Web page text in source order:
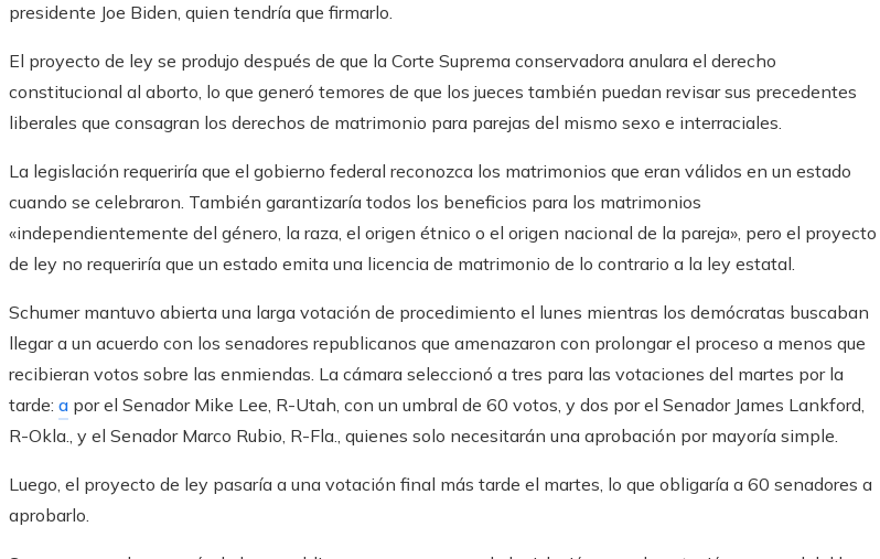
presidente Joe Biden, quien tendría que firmarlo.
El proyecto de ley se produjo después de que la Corte Suprema conservadora anulara el derecho
constitucional al aborto, lo que generó temores de que los jueces también puedan revisar sus precedentes
liberales que consagran los derechos de matrimonio para parejas del mismo sexo e interraciales.
La legislación requeriría que el gobierno federal reconozca los matrimonios que eran válidos en un estado
cuando se celebraron. También garantizaría todos los beneficios para los matrimonios
«independientemente del género, la raza, el origen étnico o el origen nacional de la pareja», pero el proyecto
de ley no requeriría que un estado emita una licencia de matrimonio de lo contrario a la ley estatal.
Schumer mantuvo abierta una larga votación de procedimiento el lunes mientras los demócratas buscaban
llegar a un acuerdo con los senadores republicanos que amenazaron con prolongar el proceso a menos que
recibieran votos sobre las enmiendas. La cámara seleccionó a tres para las votaciones del martes por la
tarde: a por el Senador Mike Lee, R-Utah, con un umbral de 60 votos, y dos por el Senador James Lankford,
R-Okla., y el Senador Marco Rubio, R-Fla., quienes solo necesitarán una aprobación por mayoría simple.
Luego, el proyecto de ley pasaría a una votación final más tarde el martes, lo que obligaría a 60 senadores a
aprobarlo.